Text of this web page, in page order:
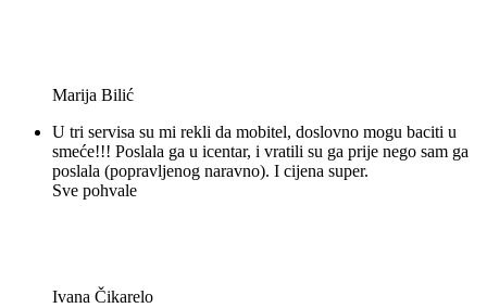
Marija Bilić
U tri servisa su mi rekli da mobitel, doslovno mogu baciti u
smeće!!! Poslala ga u icentar, i vratili su ga prije nego sam ga
poslala (popravljenog naravno). I cijena super.
Sve pohvale
Ivana Čikarelo